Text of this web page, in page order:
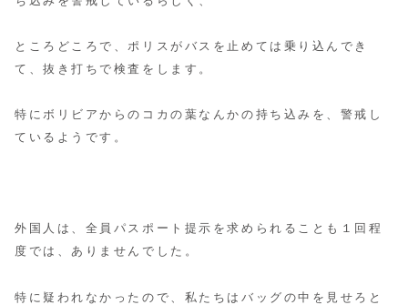
ところどころで、ポリスがバスを止めては乗り込んでき
て、抜き打ちで検査をします。
特にボリビアからのコカの葉なんかの持ち込みを、警戒し
ているようです。
外国人は、全員パスポート提示を求められることも１回程
度では、ありませんでした。
特に疑われなかったので、私たちはバッグの中を見せろと